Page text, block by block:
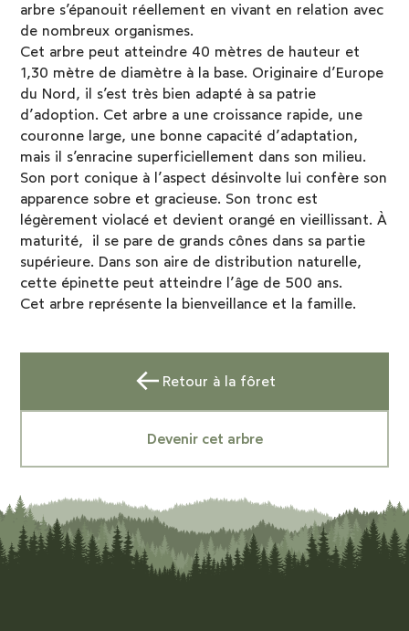
arbre s’épanouit réellement en vivant en relation avec
de nombreux organismes.
Cet arbre peut atteindre 40 mètres de hauteur et
1,30 mètre de diamètre à la base. Originaire d’Europe
du Nord, il s’est très bien adapté à sa patrie
d’adoption. Cet arbre a une croissance rapide, une
couronne large, une bonne capacité d’adaptation,
mais il s’enracine superficiellement dans son milieu.
Son port conique à l’aspect désinvolte lui confère son
apparence sobre et gracieuse. Son tronc est
légèrement violacé et devient orangé en vieillissant. À
maturité, il se pare de grands cônes dans sa partie
supérieure. Dans son aire de distribution naturelle,
cette épinette peut atteindre l’âge de 500 ans.
Cet arbre représente la bienveillance et la famille.
Retour à la fôret
Devenir cet arbre